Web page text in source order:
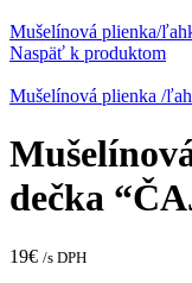
Mušelínová plienka/
Naspäť k produktom
Mušelínová plienka /
dečka
19€ /s DPH